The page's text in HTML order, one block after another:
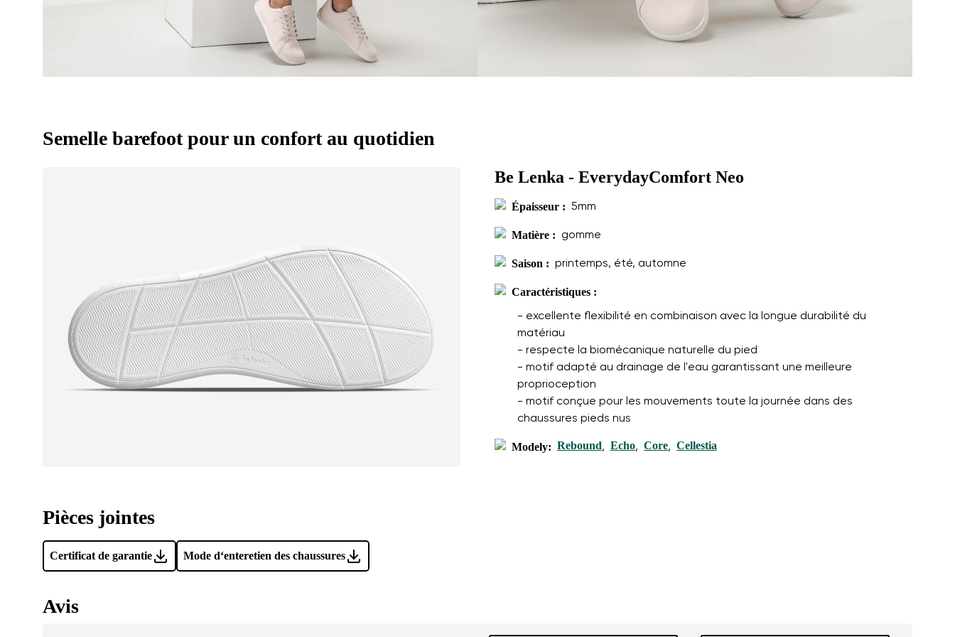
Semelle barefoot pour un confort au quotidien
Be Lenka - EverydayComfort Neo
Épaisseur : 5mm
Matière : gomme
Saison : printemps, été, automne
Caractéristiques :
- excellente flexibilité en combinaison avec la longue durabilité du
matériau
- respecte la biomécanique naturelle du pied
- motif adapté au drainage de l'eau garantissant une meilleure
proprioception
- motif conçue pour les mouvements toute la journée dans des
chaussures pieds nus
Modely: Rebound, Echo, Core, Cellestia
Pièces jointes
Certificat de garantie Mode d‘enteretien des chaussures
Avis